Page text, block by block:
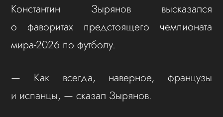
Константин Зырянов высказался
о фаворитах предстоящего чемпионата
мира-2026 по футболу.
— Как всегда, наверное, французы
и испанцы, — сказал Зырянов.